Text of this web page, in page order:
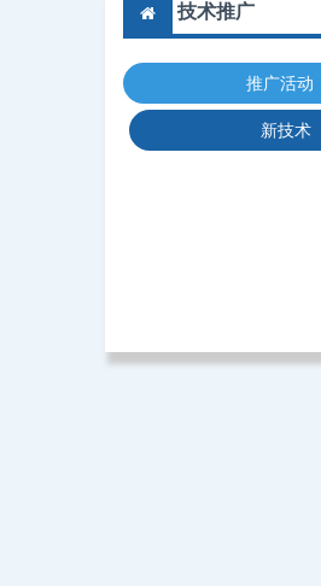
技术推广
推广活动
新技术